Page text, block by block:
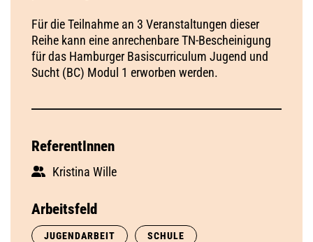
Für die Teilnahme an 3 Veranstaltungen dieser
Reihe kann eine anrechenbare TN-Bescheinigung
für das Hamburger Basiscurriculum Jugend und
Sucht (BC) Modul 1 erworben werden.
ReferentInnen
Kristina Wille
Arbeitsfeld
JUGENDARBEIT SCHULE